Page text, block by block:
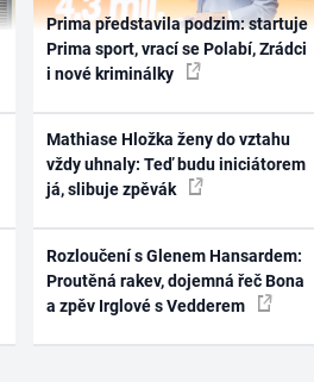
Prima představila podzim: startuje
Prima sport, vrací se Polabí, Zrádci
i nové kriminálky
Mathiase Hložka ženy do vztahu
vždy uhnaly: Teď budu iniciátorem
já, slibuje zpěvák
Rozloučení s Glenem Hansardem:
Proutěná rakev, dojemná řeč Bona
a zpěv Irglové s Vedderem